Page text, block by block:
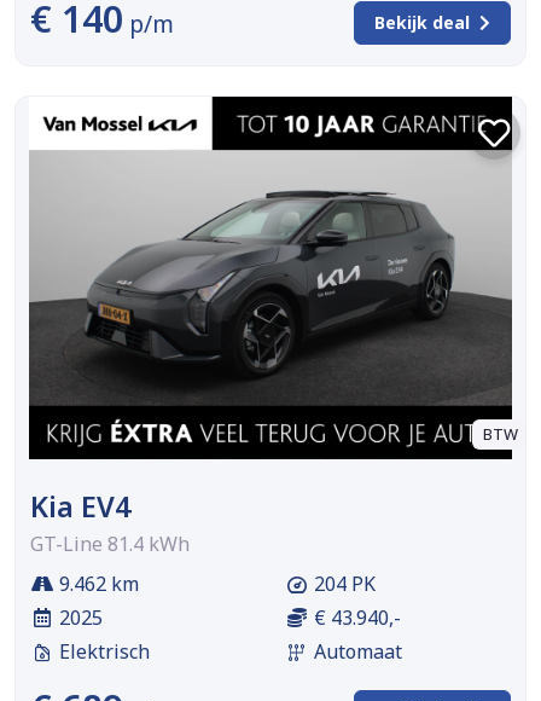
€ 140 p/m Bekijk deal
BTW
Kia EV4
GT-Line 81.4 kWh
9.462 km
2025
Elektrisch
204 PK
€ 43.940,-
Automaat